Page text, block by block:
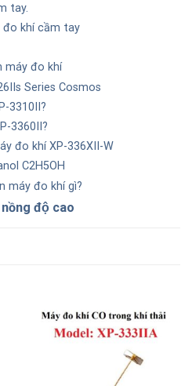
tay.
đo khí cầm tay
máy đo khí
Series Cosmos
3310II?
3360II?
đo khí XP-336XII-W
C2H5OH
máy đo khí gì?
độ cao